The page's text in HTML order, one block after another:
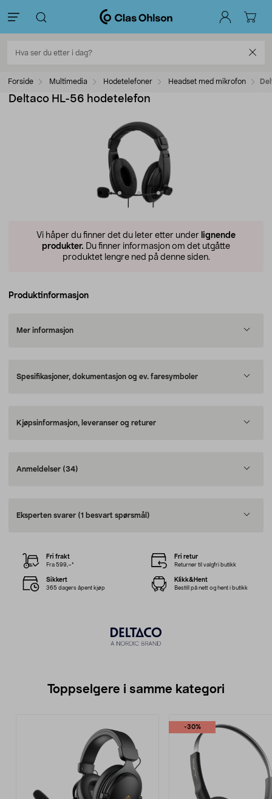
Forside Multimedia Hodetelefoner Headset med mikrofon
Deltaco HL-56 hodetelefon
Vi håper du finner det du leter etter under lignende
produkter. Du finner informasjon om det utgåtte
produktet lengre ned på denne siden.
Produktinformasjon
Mer informasjon
Spesifikasjoner, dokumentasjon og ev. faresymboler
Kjøpsinformasjon, leveranser og returer
Anmeldelser (34)
Eksperten svarer (1 besvart spørsmål)
Fri frakt
Fra 599,–*
Fri retur
Returner til valgfri butikk
Sikkert
365 dagers åpent kjøp
Klikk&Hent
Bestill på nett og hent i butikk
Toppselgere i samme kategori
-30%